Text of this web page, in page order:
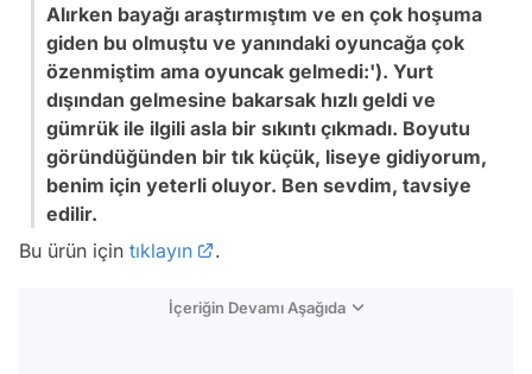
Alırken bayağı araştırmıştım ve en çok hoşuma
giden bu olmuştu ve yanındaki oyuncağa çok
özenmiştim ama oyuncak gelmedi:'). Yurt
dışından gelmesine bakarsak hızlı geldi ve
gümrük ile ilgili asla bir sıkıntı çıkmadı. Boyutu
göründüğünden bir tık küçük, liseye gidiyorum,
benim için yeterli oluyor. Ben sevdim, tavsiye
edilir.
Bu ürün için tıklayın .
İçeriğin Devamı Aşağıda